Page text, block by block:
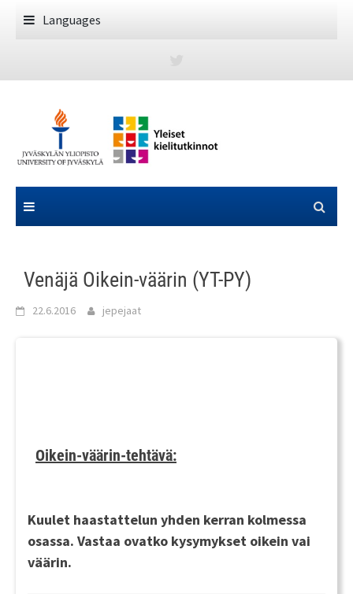
Languages
Venäjä Oikein-väärin (YT-PY)
22.6.2016 jepejaat
Oikein-väärin-tehtävä:
Kuulet haastattelun yhden kerran kolmessa
osassa. Vastaa ovatko kysymykset oikein vai
väärin.